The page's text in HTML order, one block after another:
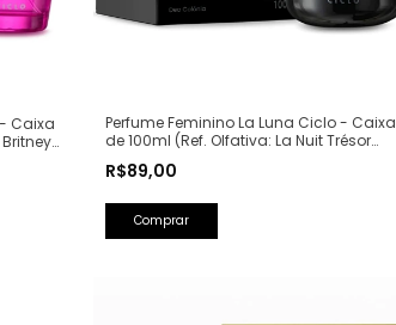
Caixa
Perfume Feminino La Luna Ciclo - Caixa
de 100ml (Ref. Olfativa: La Nuit Trésor
R$89,00